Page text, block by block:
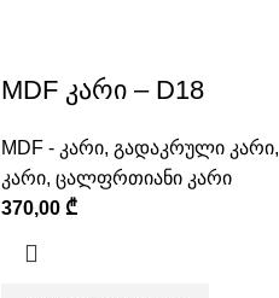
MDF კარი – D18
MDF - კარი, გადაკრული კარი,
კარი, ცალფრთიანი კარი
370,00 ₾